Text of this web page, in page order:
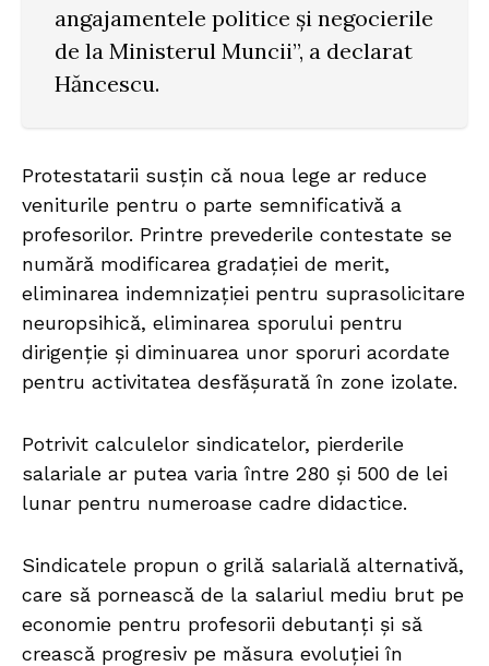
angajamentele politice și negocierile
de la Ministerul Muncii”, a declarat
Hăncescu.
Protestatarii susțin că noua lege ar reduce
veniturile pentru o parte semnificativă a
profesorilor. Printre prevederile contestate se
numără modificarea gradației de merit,
eliminarea indemnizației pentru suprasolicitare
neuropsihică, eliminarea sporului pentru
dirigenție și diminuarea unor sporuri acordate
pentru activitatea desfășurată în zone izolate.
Potrivit calculelor sindicatelor, pierderile
salariale ar putea varia între 280 și 500 de lei
lunar pentru numeroase cadre didactice.
Sindicatele propun o grilă salarială alternativă,
care să pornească de la salariul mediu brut pe
economie pentru profesorii debutanți și să
crească progresiv pe măsura evoluției în